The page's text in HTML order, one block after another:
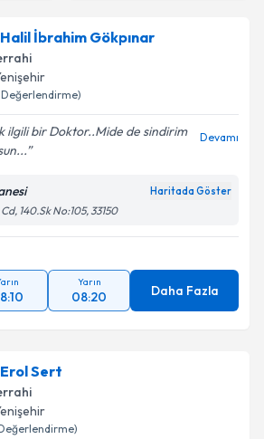
İbrahim Gökpınar
Değerlendirme)
ilgili bir Doktor..Mide de sindirim
Devamı
Haritada Göster
140.Sk No:105, 33150
Yarın
08:20 Daha Fazla
Sert